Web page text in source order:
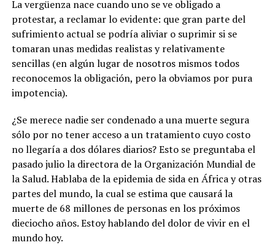
La vergüenza nace cuando uno se ve obligado a
protestar, a reclamar lo evidente: que gran parte del
sufrimiento actual se podría aliviar o suprimir si se
tomaran unas medidas realistas y relativamente
sencillas (en algún lugar de nosotros mismos todos
reconocemos la obligación, pero la obviamos por pura
impotencia).
¿Se merece nadie ser condenado a una muerte segura
sólo por no tener acceso a un tratamiento cuyo costo
no llegaría a dos dólares diarios? Esto se preguntaba el
pasado julio la directora de la Organización Mundial de
la Salud. Hablaba de la epidemia de sida en África y otras
partes del mundo, la cual se estima que causará la
muerte de 68 millones de personas en los próximos
dieciocho años. Estoy hablando del dolor de vivir en el
mundo hoy.